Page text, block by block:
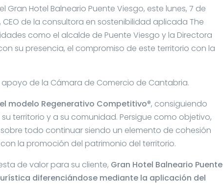
Hotel Balneario Puente Viesgo, este lunes, 7 de
de la consultora en sostenibilidad aplicada The
como el alcalde de Puente Viesgo y la Directora
su presencia, el compromiso de este territorio con la
de la Cámara de Comercio de Cantabria.
el modelo Regenerativo Competitivo®, consiguiendo
territorio y a su comunidad. Persigue como objetivo,
todo continuar siendo un elemento de cohesión
la promoción del patrimonio del territorio.
de valor para su cliente, Gran Hotel Balneario Puente
diferenciándose mediante la aplicación del